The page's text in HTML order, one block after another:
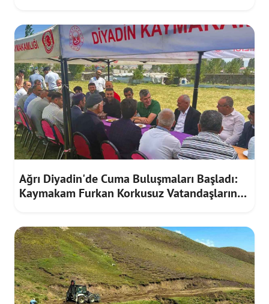
Ağrı Diyadin'de Cuma Buluşmaları Başladı:
Kaymakam Furkan Korkusuz Vatandaşların